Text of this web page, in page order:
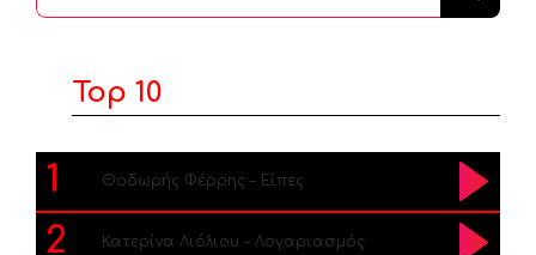
...
Top 10
1 Θοδωρής Φέρρης – Είπες
2 Κατερίνα Λιόλιου – Λογαριασμός